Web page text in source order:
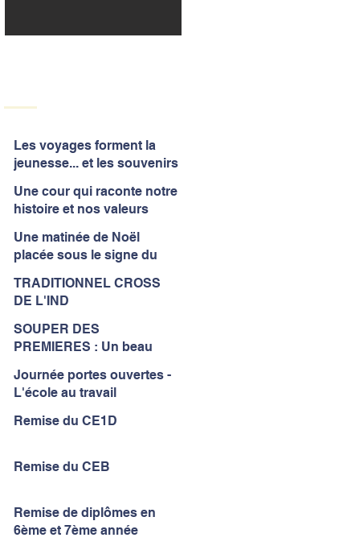
Les voyages forment la
jeunesse... et les souvenirs
Une cour qui raconte notre
histoire et nos valeurs
Une matinée de Noël
placée sous le signe du
à l'IND...
TRADITIONNEL CROSS
DE L'IND
SOUPER DES
PREMIERES : Un beau
Journée portes ouvertes -
L'école au travail
Remise du CE1D
Remise du CEB
Remise de diplômes en
6ème et 7ème année